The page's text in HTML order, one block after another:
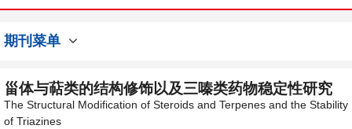
期刊菜单
甾体与萜类的结构修饰以及三嗪类药物稳定性研究
The Structural Modification of Steroids and Terpenes and the Stability
of Triazines